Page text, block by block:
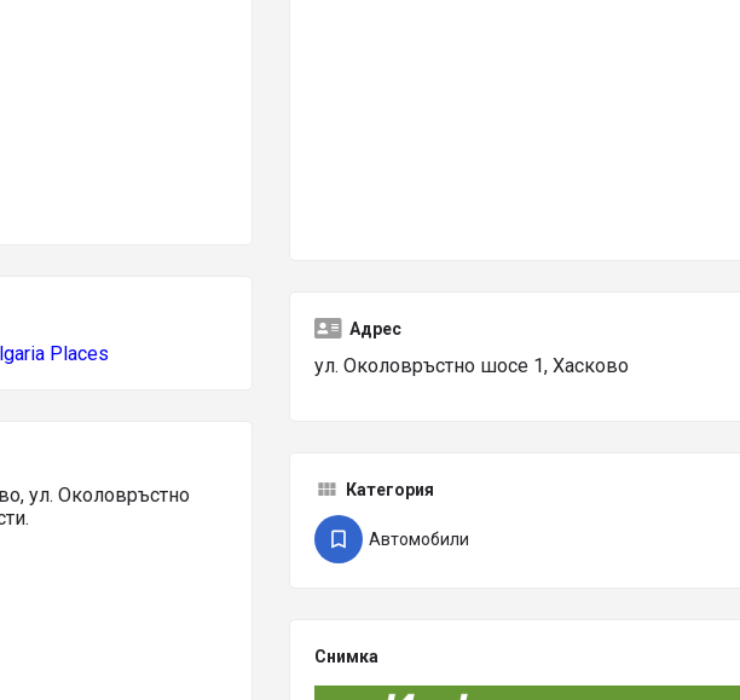
Places
ул. Околовръстно
Адрес
ул. Околовръстно шосе 1, Хасково
Категория
Автомобили
Снимка